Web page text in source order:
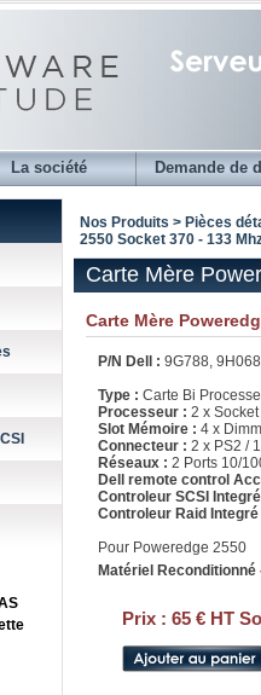
La société Demande de
Nos Produits > Pièces
2550 Socket 370 - 133
Carte Mère
Carte Mère
P/N Dell : 9G788,
Type : Carte Bi
Processeur : 2 x
Slot Mémoire : 4 x
Connecteur : 2 x PS2 /
Réseaux : 2 Ports 10/
Dell remote control
Controleur SCSI
Controleur Raid Integré
Pour Poweredge 2550
Matériel Reconditionné
Prix : 65 € HT